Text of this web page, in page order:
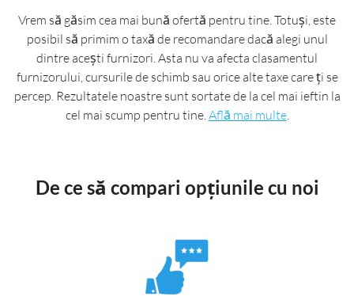
Vrem să găsim cea mai bună ofertă pentru tine. Totuși, este
posibil să primim o taxă de recomandare dacă alegi unul
dintre acești furnizori. Asta nu va afecta clasamentul
furnizorului, cursurile de schimb sau orice alte taxe care ți se
percep. Rezultatele noastre sunt sortate de la cel mai ieftin la
cel mai scump pentru tine.Află mai multe.
De ce să compari opțiunile cu noi